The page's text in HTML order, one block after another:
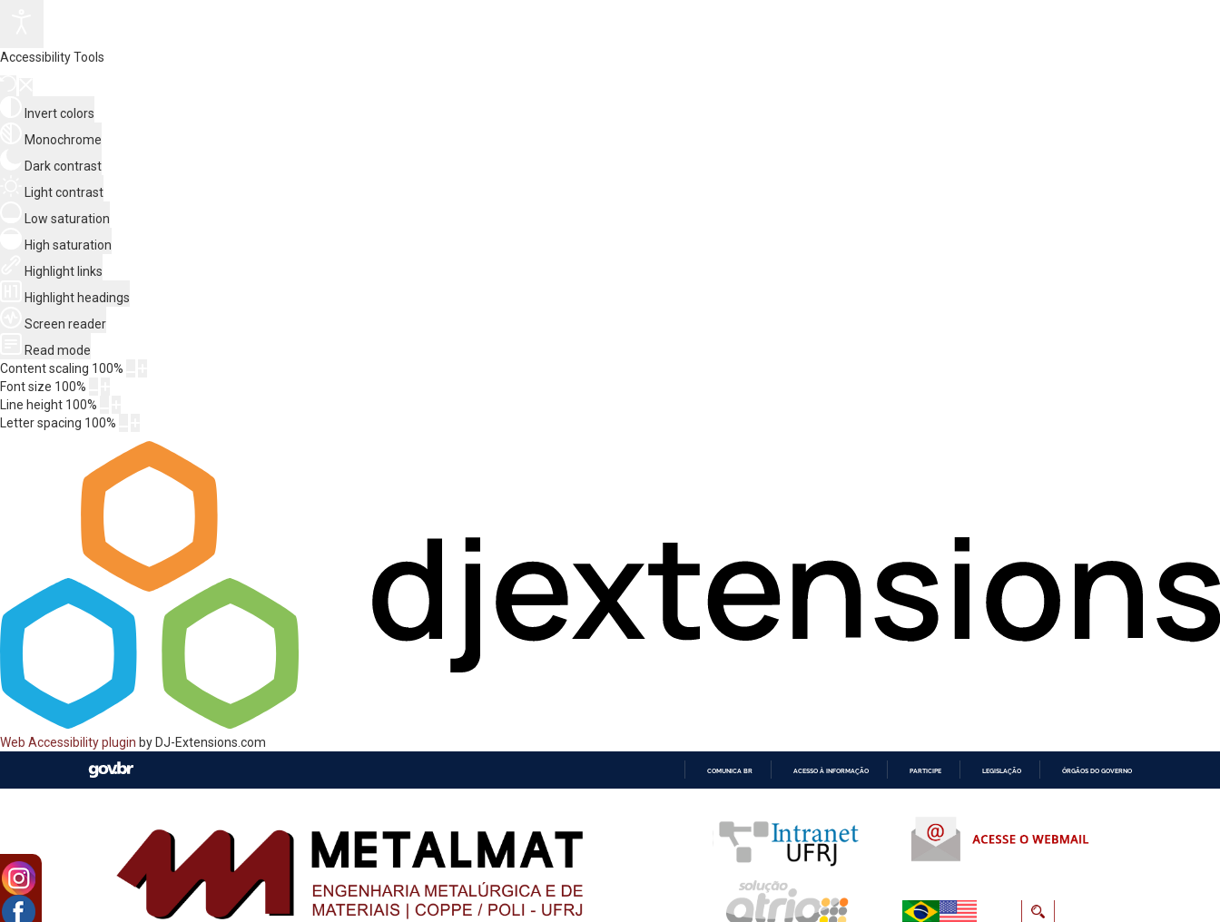
Accessibility Tools
Invert colors
Monochrome
Dark contrast
Light contrast
Low saturation
High saturation
Highlight links
Highlight headings
Screen reader
Read mode
Content scaling 100%
Font size 100%
Line height 100%
Letter spacing 100%
Web Accessibility plugin by DJ-Extensions.com
COMUNICA BR ACESSO À INFORMAÇÃO PARTICIPE LEGISLAÇÃO ÓRGÃOS DO GOVERNO